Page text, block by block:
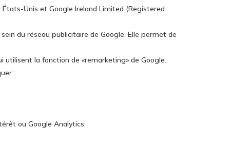
Unis et Google Ireland Limited (Registered
du réseau publicitaire de Google. Elle permet de
la fonction de «remarketing» de Google.
:
ou Google Analytics: